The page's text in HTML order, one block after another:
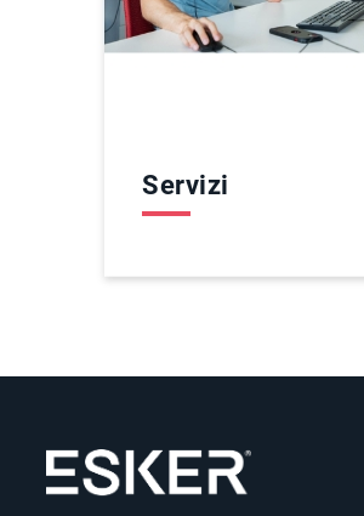
Servizi